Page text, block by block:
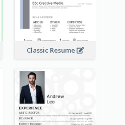
Classic Resume